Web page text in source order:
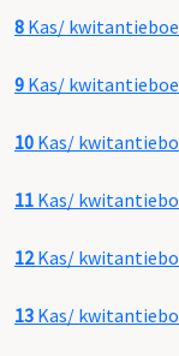
8 Kas/
9 Kas/
10 Kas/
11 Kas/
12Kas/
13 Kas/